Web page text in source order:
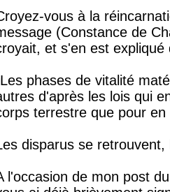
vous à la
(Constance de
et s'en est expliqué
phases de vitalité
d'après les lois qui
terrestre que pour
disparus se
l'occasion de mon post